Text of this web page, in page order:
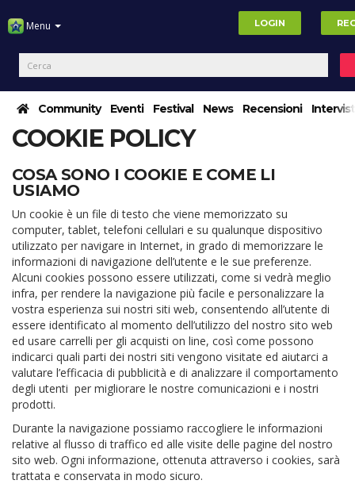
Menu LOGIN
Community Eventi Festival News Recensioni
COOKIE POLICY
COSA SONO I COOKIE E COME LI
USIAMO
Un cookie è un file di testo che viene memorizzato su
computer, tablet, telefoni cellulari e su qualunque dispositivo
utilizzato per navigare in Internet, in grado di memorizzare le
informazioni di navigazione dell’utente e le sue preferenze.
Alcuni cookies possono essere utilizzati, come si vedrà meglio
infra, per rendere la navigazione più facile e personalizzare la
vostra esperienza sui nostri siti web, consentendo all’utente di
essere identificato al momento dell’utilizzo del nostro sito web
ed usare carrelli per gli acquisti on line, così come possono
indicarci quali parti dei nostri siti vengono visitate ed aiutarci a
valutare l’efficacia di pubblicità e di analizzare il comportamento
degli utenti per migliorare le nostre comunicazioni e i nostri
prodotti.
Durante la navigazione possiamo raccogliere le informazioni
relative al flusso di traffico ed alle visite delle pagine del nostro
sito web. Ogni informazione, ottenuta attraverso i cookies, sarà
trattata e conservata in modo sicuro.